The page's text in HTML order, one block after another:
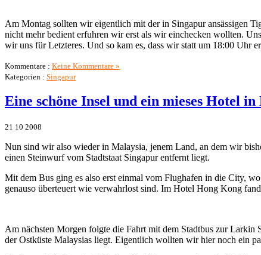
Am Montag sollten wir eigentlich mit der in Singapur ansässigen
nicht mehr bedient erfuhren wir erst als wir einchecken wollten.
wir uns für Letzteres. Und so kam es, dass wir statt um 18:00 Uhr
Kommentare : Keine Kommentare »
Kategorien : Singapur
Eine schöne Insel und ein mieses Hotel
21 10 2008
Nun sind wir also wieder in Malaysia, jenem Land, an dem wir
einen Steinwurf vom Stadtstaat Singapur entfernt liegt.
Mit dem Bus ging es also erst einmal vom Flughafen in die City,
genauso überteuert wie verwahrlost sind. Im Hotel Hong Kong
Am nächsten Morgen folgte die Fahrt mit dem Stadtbus zur Larkin
der Ostküste Malaysias liegt. Eigentlich wollten wir hier noch ein